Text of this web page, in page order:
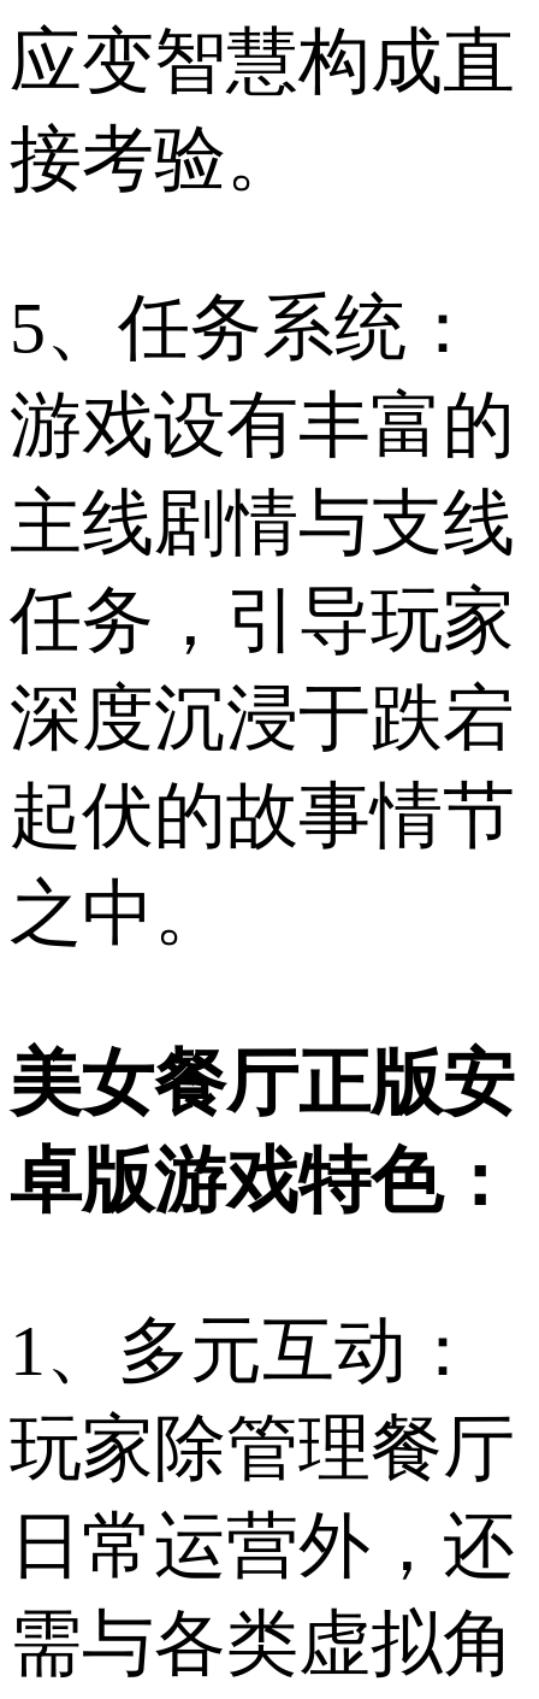
应变智慧构成直
接考验。
5、任务系统：
游戏设有丰富的
主线剧情与支线
任务，引导玩家
深度沉浸于跌宕
起伏的故事情节
之中。
美女餐厅正版安
卓版游戏特色：
1、多元互动：
玩家除管理餐厅
日常运营外，还
需与各类虚拟角